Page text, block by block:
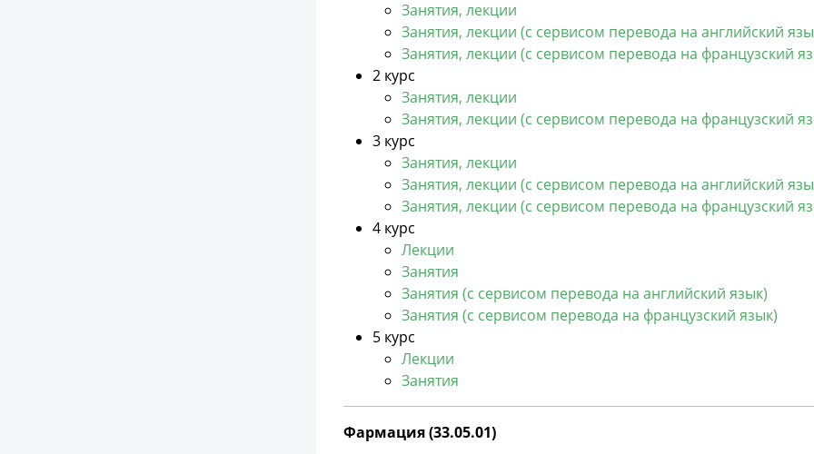
Занятия, лекции
Занятия, лекции (с сервисом перевода на английский
Занятия, лекции (с сервисом перевода на французский
2 курс
Занятия, лекции
Занятия, лекции (с сервисом перевода на французский
3 курс
Занятия, лекции
Занятия, лекции (с сервисом перевода на английский
Занятия, лекции (с сервисом перевода на французский
4 курс
Лекции
Занятия
Занятия (с сервисом перевода на английский язык)
Занятия (с сервисом перевода на французский язык)
5 курс​
Лекции
Занятия
Фармация (33.05.01)